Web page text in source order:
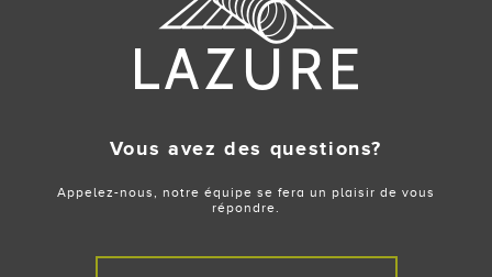
Vous avez des questions?
Appelez-nous, notre équipe se fera un plaisir de vous
répondre.